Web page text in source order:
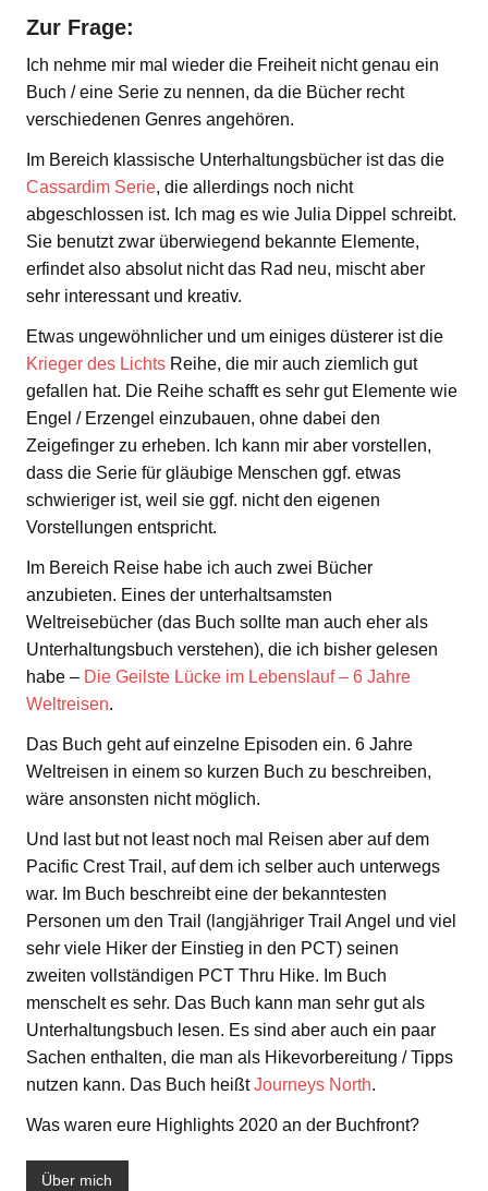
Zur Frage:
Ich nehme mir mal wieder die Freiheit nicht genau ein
Buch / eine Serie zu nennen, da die Bücher recht
verschiedenen Genres angehören.
Im Bereich klassische Unterhaltungsbücher ist das die
Cassardim Serie, die allerdings noch nicht
abgeschlossen ist. Ich mag es wie Julia Dippel schreibt.
Sie benutzt zwar überwiegend bekannte Elemente,
erfindet also absolut nicht das Rad neu, mischt aber
sehr interessant und kreativ.
Etwas ungewöhnlicher und um einiges düsterer ist die
Krieger des Lichts Reihe, die mir auch ziemlich gut
gefallen hat. Die Reihe schafft es sehr gut Elemente wie
Engel / Erzengel einzubauen, ohne dabei den
Zeigefinger zu erheben. Ich kann mir aber vorstellen,
dass die Serie für gläubige Menschen ggf. etwas
schwieriger ist, weil sie ggf. nicht den eigenen
Vorstellungen entspricht.
Im Bereich Reise habe ich auch zwei Bücher
anzubieten. Eines der unterhaltsamsten
Weltreisebücher (das Buch sollte man auch eher als
Unterhaltungsbuch verstehen), die ich bisher gelesen
habe – Die Geilste Lücke im Lebenslauf – 6 Jahre
Weltreisen.
Das Buch geht auf einzelne Episoden ein. 6 Jahre
Weltreisen in einem so kurzen Buch zu beschreiben,
wäre ansonsten nicht möglich.
Und last but not least noch mal Reisen aber auf dem
Pacific Crest Trail, auf dem ich selber auch unterwegs
war. Im Buch beschreibt eine der bekanntesten
Personen um den Trail (langjähriger Trail Angel und viel
sehr viele Hiker der Einstieg in den PCT) seinen
zweiten vollständigen PCT Thru Hike. Im Buch
menschelt es sehr. Das Buch kann man sehr gut als
Unterhaltungsbuch lesen. Es sind aber auch ein paar
Sachen enthalten, die man als Hikevorbereitung / Tipps
nutzen kann. Das Buch heißtJourneys North.
Was waren eure Highlights 2020 an der Buchfront?
Über mich